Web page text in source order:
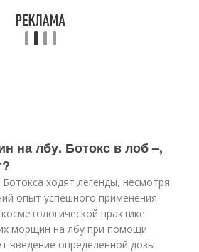
на лбу. Ботокс в лоб –,
ходят легенды, несмотря
опыт успешного применения
практике.
морщин на лбу при помощи
введение определенной дозы